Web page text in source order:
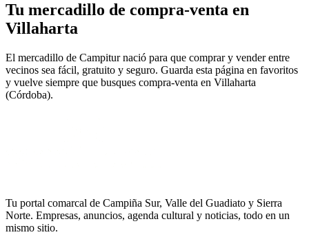
Tu mercadillo de compra-venta en
Villaharta
El mercadillo de Campitur nació para que comprar y vender entre
vecinos sea fácil, gratuito y seguro. Guarda esta página en favoritos
y vuelve siempre que busques compra-venta en Villaharta
(Córdoba).
Tu portal comarcal de Campiña Sur, Valle del Guadiato y Sierra
Norte. Empresas, anuncios, agenda cultural y noticias, todo en un
mismo sitio.